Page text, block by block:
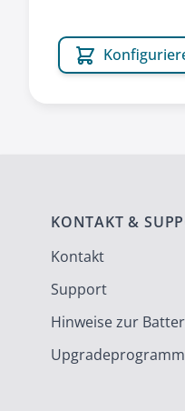
KONTAKT &
Kontakt
Support
Hinweise zur
Upgradeprogramm